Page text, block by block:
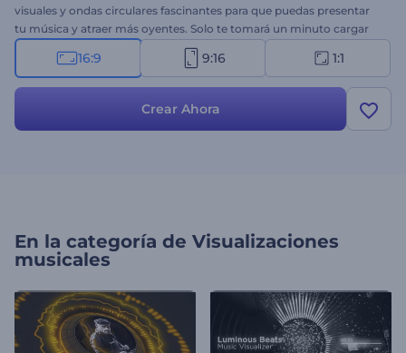
visuales y ondas circulares fascinantes para que puedas presentar
tu música y atraer más oyentes. Solo te tomará un minuto cargar
tu pista de audio, escribir tu nombre y obtener un video de música
para presentar tu nuevo álbum, tema o colaboración. Sirve para
transmisiones de audio en vivo. Sé creativo y lleva tu música al
16:9 9:16 1:1
Crear Ahora
En la categoría de Visualizaciones
musicales